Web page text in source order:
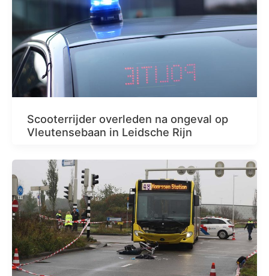
Scooterrijder overleden na ongeval op
Vleutensebaan in Leidsche Rijn